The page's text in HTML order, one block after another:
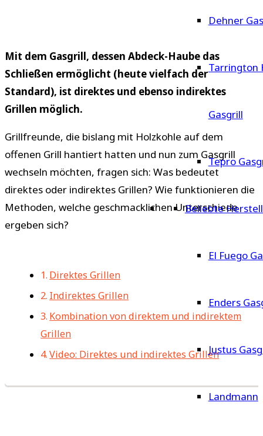
Dehner
Tarrington
Gasgrill
Tepro
Beliebte
El Fuego
Enders
Justus
Landmann
Mit dem Gasgrill, dessen Abdeck-Haube das
Schließen ermöglicht (heute vielfach der
Standard), ist direktes und ebenso indirektes
Grillen möglich.
Grillfreunde, die bislang mit Holzkohle auf dem
offenen Grill hantiert hatten und nun zum Gasgrill
wechseln möchten, fragen sich: Was bedeutet
direktes oder indirektes Grillen? Wie funktionieren die
Methoden, welche geschmacklichen Unterschiede
ergeben sich?
Direktes Grillen
Indirektes Grillen
Kombination von direktem und indirektem
Grillen
Video: Direktes und indirektes Grillen